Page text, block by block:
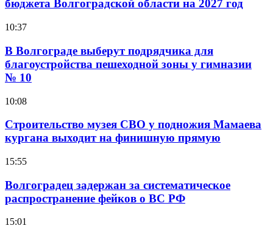
бюджета Волгоградской области на 2027 год
10:37
В Волгограде выберут подрядчика для
благоустройства пешеходной зоны у гимназии
№ 10
10:08
Строительство музея СВО у подножия Мамаева
кургана выходит на финишную прямую
15:55
Волгоградец задержан за систематическое
распространение фейков о ВС РФ
15:01